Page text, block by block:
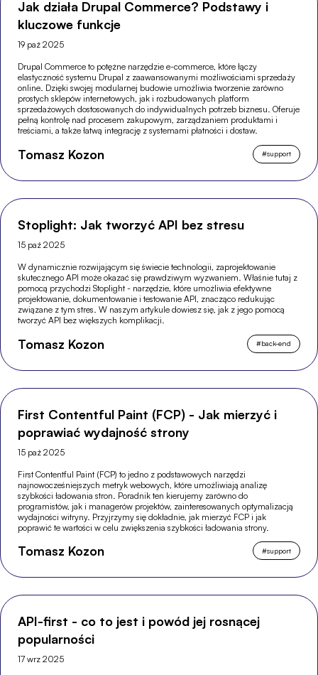
Jak działa Drupal Commerce? Podstawy i
kluczowe funkcje
19 paź 2025
Drupal Commerce to potężne narzędzie e-commerce, które łączy
elastyczność systemu Drupal z zaawansowanymi możliwościami sprzedaży
online. Dzięki swojej modularnej budowie umożliwia tworzenie zarówno
prostych sklepów internetowych, jak i rozbudowanych platform
sprzedażowych dostosowanych do indywidualnych potrzeb biznesu. Oferuje
pełną kontrolę nad procesem zakupowym, zarządzaniem produktami i
treściami, a także łatwą integrację z systemami płatności i dostaw.
Tomasz Kozon #support
Stoplight: Jak tworzyć API bez stresu
15 paź 2025
W dynamicznie rozwijającym się świecie technologii, zaprojektowanie
skutecznego API może okazać się prawdziwym wyzwaniem. Właśnie tutaj z
pomocą przychodzi Stoplight - narzędzie, które umożliwia efektywne
projektowanie, dokumentowanie i testowanie API, znacząco redukując
związane z tym stres. W naszym artykule dowiesz się, jak z jego pomocą
tworzyć API bez większych komplikacji.
Tomasz Kozon #back-end
First Contentful Paint (FCP) - Jak mierzyć i
poprawiać wydajność strony
15 paź 2025
First Contentful Paint (FCP) to jedno z podstawowych narzędzi
najnowocześniejszych metryk webowych, które umożliwiają analizę
szybkości ładowania stron. Poradnik ten kierujemy zarówno do
programistów, jak i managerów projektów, zainteresowanych optymalizacją
wydajności witryny. Przyjrzymy się dokładnie, jak mierzyć FCP i jak
poprawić te wartości w celu zwiększenia szybkości ładowania strony.
Tomasz Kozon #support
API-first - co to jest i powód jej rosnącej
popularności
17 wrz 2025